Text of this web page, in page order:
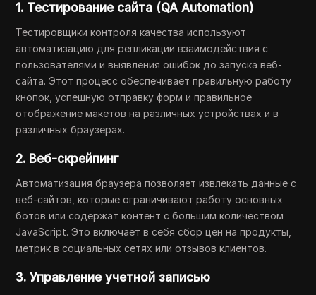
1. Тестирование сайта (QA Automation)
Тестировщики контроля качества используют
автоматизацию для репликации взаимодействия с
пользователями и выявления ошибок до запуска веб-
сайта. Этот процесс обеспечивает правильную работу
кнопок, успешную отправку форм и правильное
отображение макетов на различных устройствах и в
различных браузерах.
2. Веб-скрейпинг
Автоматизация браузера позволяет извлекать данные с
веб-сайтов, которые ограничивают работу основных
ботов или содержат контент с большим количеством
JavaScript. Это включает в себя сбор цен на продукты,
метрик в социальных сетях или отзывов клиентов.
3. Управление учетной записью